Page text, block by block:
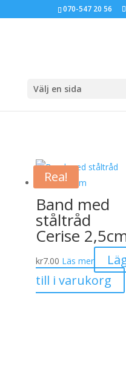
070-547 20 56
Välj en sida
Band med
ståltråd
Cerise
kr7.00 Läs mer
till i varukorg
Rea!